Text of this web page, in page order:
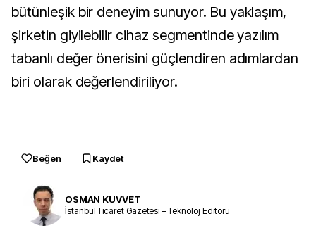
bütünleşik bir deneyim sunuyor. Bu yaklaşım,
şirketin giyilebilir cihaz segmentinde yazılım
tabanlı değer önerisini güçlendiren adımlardan
biri olarak değerlendiriliyor.
Beğen Kaydet
OSMAN KUVVET
İstanbul Ticaret Gazetesi – Teknoloji Editörü